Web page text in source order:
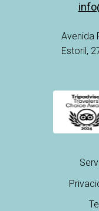
Avenida
Estoril,